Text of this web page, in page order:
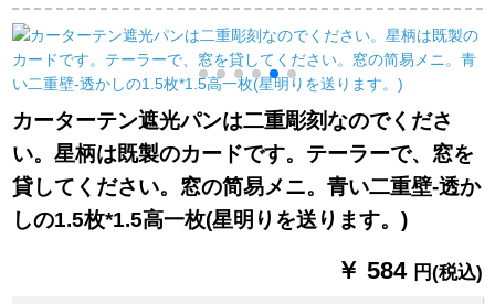
のカーターテン热帯
雨林を敷いて1.2 m(4
フルト)ベッド
ーテン寝室リビグ书
房ベルダ子供给部屋
刺繍パルムの叶-ブカ
ン打孔式オーダ
ィンダンテージジ
カーターテン遮光パンは二重彫刻なのでくださ
い。星柄は既製のカードです。テーラーで、窓を
貸してください。窓の简易メニ。青い二重壁-透か
しの1.5枚*1.5高一枚(星明りを送ります。)
￥ 584 円(税込)